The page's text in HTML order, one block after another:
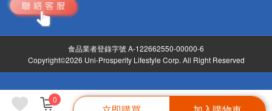
0
食品業者登錄字號 A-122662550-00000-6
Copyright©2026 Uni-Prosperity Lifestyle Corp. All Right Reserved